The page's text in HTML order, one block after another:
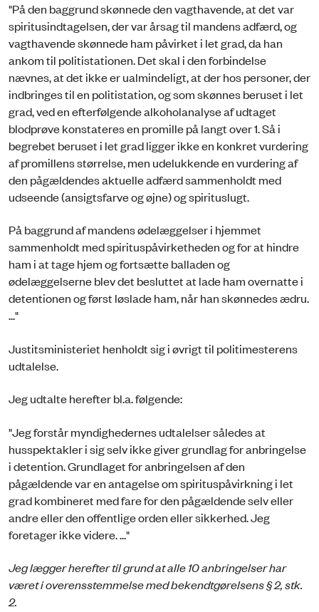
"På den baggrund skønnede den vagthavende, at det var
spiritusindtagelsen, der var årsag til mandens adfærd, og
vagthavende skønnede ham påvirket i let grad, da han
ankom til politistationen. Det skal i den forbindelse
nævnes, at det ikke er ualmindeligt, at der hos personer, der
indbringes til en politistation, og som skønnes beruset i let
grad, ved en efterfølgende alkoholanalyse af udtaget
blodprøve konstateres en promille på langt over 1. Så i
begrebet beruset i let grad ligger ikke en konkret vurdering
af promillens størrelse, men udelukkende en vurdering af
den pågældendes aktuelle adfærd sammenholdt med
udseende (ansigtsfarve og øjne) og spirituslugt.
På baggrund af mandens ødelæggelser i hjemmet
sammenholdt med spirituspåvirketheden og for at hindre
ham i at tage hjem og fortsætte balladen og
ødelæggelserne blev det besluttet at lade ham overnatte i
detentionen og først løslade ham, når han skønnedes ædru.
..."
Justitsministeriet henholdt sig i øvrigt til politimesterens
udtalelse.
Jeg udtalte herefter bl.a. følgende:
"Jeg forstår myndighedernes udtalelser således at
husspektakler i sig selv ikke giver grundlag for anbringelse
i detention. Grundlaget for anbringelsen af den
pågældende var en antagelse om spirituspåvirkning i let
grad kombineret med fare for den pågældende selv eller
andre eller den offentlige orden eller sikkerhed. Jeg
foretager ikke videre. ..."
Jeg lægger herefter til grund at alle 10 anbringelser har
været i overensstemmelse med bekendtgørelsens § 2, stk.
2.